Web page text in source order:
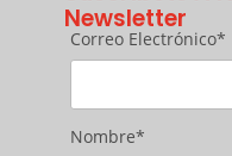
Newsletter
Correo Electrónico*
Nombre*